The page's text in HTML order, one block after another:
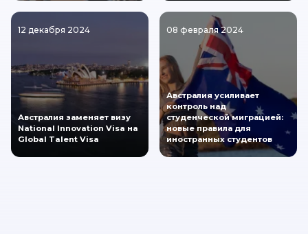
12 декабря 2024
Австралия заменяет визу
National Innovation Visa на
Global Talent Visa
08 февраля 2024
Австралия усиливает
контроль над
студенческой миграцией:
новые правила для
иностранных студентов